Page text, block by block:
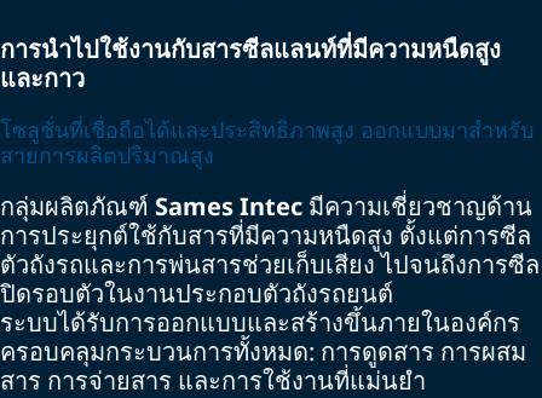
การนำไปใช้งานกับสารซีลแลนท์ที่มีความหนืดสูง
และกาว
โซลูชั่นที่เชื่อถือได้และประสิทธิภาพสูง ออกแบบมาสำหรับ
สายการผลิตปริมาณสูง
กลุ่มผลิตภัณฑ์ Sames Intec มีความเชี่ยวชาญด้าน
การประยุกต์ใช้กับสารที่มีความหนืดสูง ตั้งแต่การซีล
ตัวถังรถและการพ่นสารช่วยเก็บเสียง ไปจนถึงการซีล
ปิดรอบตัวในงานประกอบตัวถังรถยนต์
ระบบได้รับการออกแบบและสร้างขึ้นภายในองค์กร
ครอบคลุมกระบวนการทั้งหมด: การดูดสาร การผสม
สาร การจ่ายสาร และการใช้งานที่แม่นยำ